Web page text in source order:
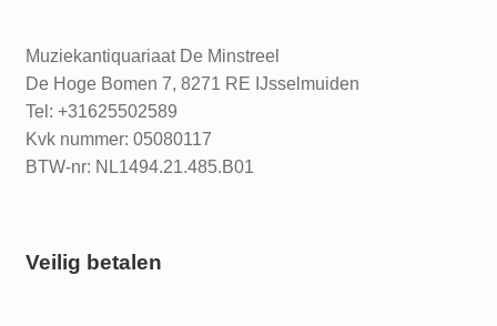
Muziekantiquariaat De Minstreel
De Hoge Bomen 7, 8271 RE IJsselmuiden
Tel: +31625502589
Kvk nummer: 05080117
BTW-nr: NL1494.21.485.B01
Veilig betalen